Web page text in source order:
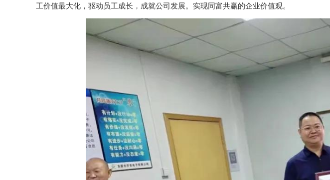
工价值最大化，驱动员工成长，成就公司发展。实现同富共赢的企业价值观。